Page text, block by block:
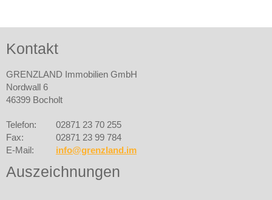
Kontakt
GRENZLAND Immobilien GmbH
Nordwall 6
46399 Bocholt
Telefon:
02871 23 70 255
Fax:
02871 23 99 784
E-Mail:
info@grenzland.im
Auszeichnungen